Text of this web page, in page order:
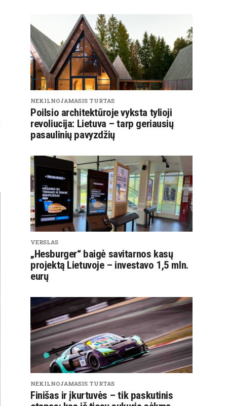
NEKILNOJAMASIS TURTAS
Poilsio architektūroje vyksta tylioji
revoliucija: Lietuva – tarp geriausių
pasaulinių pavyzdžių
VERSLAS
„Hesburger“ baigė savitarnos kasų
projektą Lietuvoje – investavo 1,5 mln.
eurų
NEKILNOJAMASIS TURTAS
Finišas ir įkurtuvės – tik paskutinis